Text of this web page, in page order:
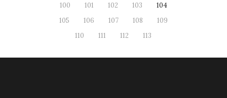
100
101 102 103
104
105
106 107 108
109
110
111 112 113